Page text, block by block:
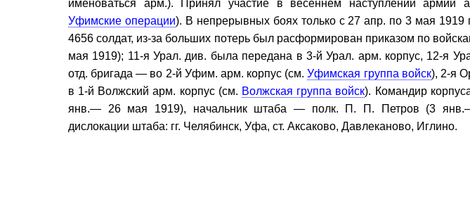
именоваться арм.). Принял участие в весеннем наступлении
Уфимские операции). В непрерывных боях только с 27 апр. по 3 мая 1919
4656 солдат, из-за больших потерь был расформирован приказом по
мая 1919); 11-я Урал. див. была передана в 3-й Урал. арм. корпус, 12-я
отд. бригада — во 2-й Уфим. арм. корпус (см.Уфимская группа войск), 2-я
в 1-й Волжский арм. корпус (см. Волжская группа войск). Командир
янв.— 26 мая 1919), начальник штаба — полк. П. П. Петров (3
дислокации штаба: гг. Челябинск, Уфа, ст. Аксаково, Давлеканово, Иглино.